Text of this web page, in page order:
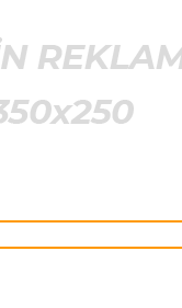
ən yaxşı